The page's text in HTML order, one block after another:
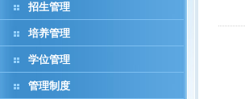
招生管理
培养管理
学位管理
管理制度